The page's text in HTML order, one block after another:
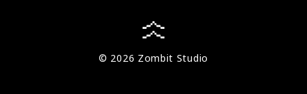
© 2026 Zombit Studio